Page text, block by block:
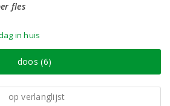
fles
in huis
doos (6)
op verlanglijst